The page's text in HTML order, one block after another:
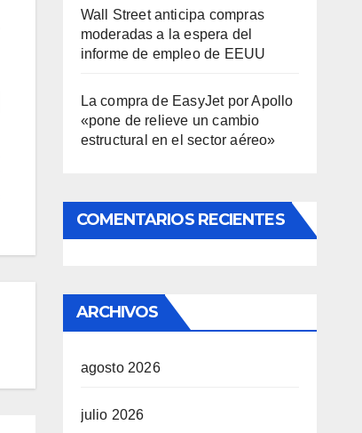
Wall Street anticipa compras
moderadas a la espera del
informe de empleo de EEUU
La compra de EasyJet por Apollo
«pone de relieve un cambio
estructural en el sector aéreo»
COMENTARIOS RECIENTES
ARCHIVOS
agosto 2026
julio 2026